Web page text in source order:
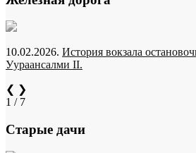
10.02.2026. История вокзала
Уураансалми II.
❮ ❯
1 / 7
Старые дачи